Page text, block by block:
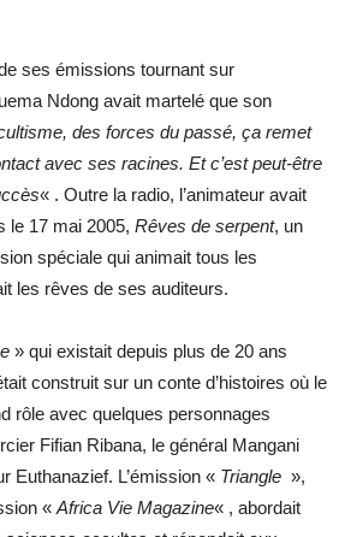
ses émissions tournant sur
Ndong avait martelé que son
des forces du passé, ça remet
avec ses racines. Et c’est peut-être
« . Outre la radio, l’animateur avait
le 17 mai 2005, Rêves de serpent, un
spéciale qui animait tous les
les rêves de ses auditeurs.
» qui existait depuis plus de 20 ans
construit sur un conte d’histoires où le
rôle avec quelques personnages
Fifian Ribana, le général Mangani
Euthanazief. L’émission « Triangle »,
« Africa Vie Magazine« , abordait